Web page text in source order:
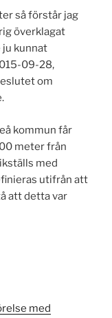
så förstår jag
överklagat
ju kunnat
09-28,
om
kommun får
meter från
med
utifrån att
att detta var
med